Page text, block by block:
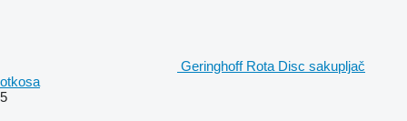
Geringhoff Rota Disc sakupljač
otkosa
5